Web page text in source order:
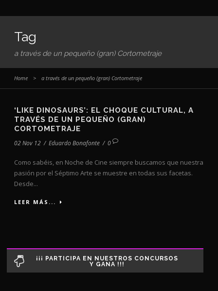
Tag
a través de un pequeño (gran) Cortometraje
Home > a través de un pequeño (gran) Cortometraje
‘LIKE DINOSAURS’: EL CHOQUE CULTURAL, A
TRAVÉS DE UN PEQUEÑO (GRAN)
CORTOMETRAJE
02 Nov 12 / Eduardo Bonafonte / 0
Como sabéis, en Noche de Cine siempre buscamos que nuestra
pasión por el Séptimo Arte se muestre en todas sus facetas.
Desde...
LEER MÁS...
¡¡¡ PARTICIPA EN NUESTROS CONCURSOS
Y GANA !!!